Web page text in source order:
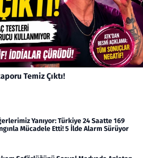
Temiz Çıktı!
Yanıyor: Türkiye 24 Saatte 169
Mücadele Etti! 5 İlde Alarm Sürüyor